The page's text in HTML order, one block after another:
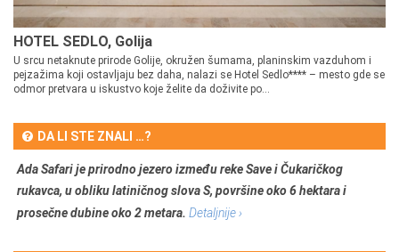
HOTEL SEDLO, Golija
U srcu netaknute prirode Golije, okružen šumama, planinskim vazduhom i
pejzažima koji ostavljaju bez daha, nalazi se Hotel Sedlo**** – mesto gde se
odmor pretvara u iskustvo koje želite da doživite po...
DA LI STE ZNALI …?
Ada Safari je prirodno jezero između reke Save i Čukaričkog
rukavca, u obliku latiničnog slova S, površine oko 6 hektara i
prosečne dubine oko 2 metara. Detaljnije ›